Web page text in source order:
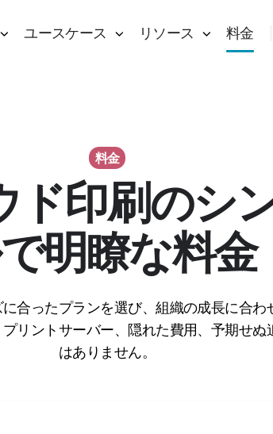
ユースケース リソース 料金
料金
ド印刷のシ
明瞭な料金
合ったプランを選び、組織の成長に合わ
リントサーバー、隠れた費用、予期せぬ
はありません。